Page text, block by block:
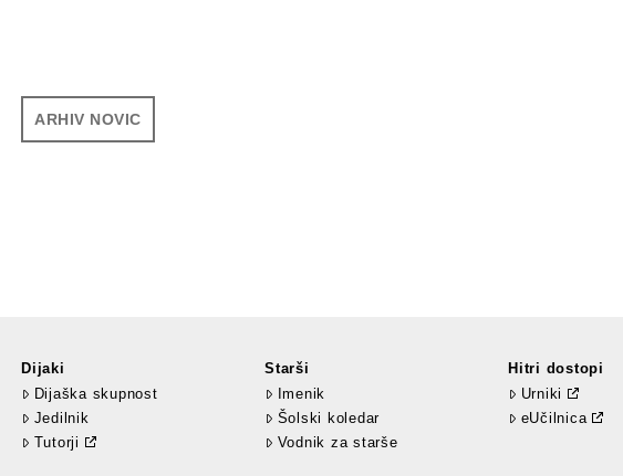
ARHIV NOVIC
Dijaki
Dijaška skupnost
Jedilnik
Tutorji
Starši
Imenik
Šolski koledar
Vodnik za starše
Hitri dostopi
Urniki
eUčilnica